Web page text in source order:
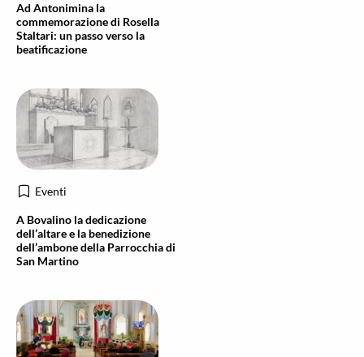
Ad Antonimina la
commemorazione di Rosella
Staltari: un passo verso la
beatificazione
Eventi
A Bovalino la dedicazione
dell’altare e la benedizione
dell’ambone della Parrocchia di
San Martino